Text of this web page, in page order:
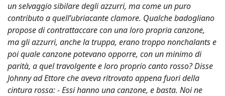
un selvaggio sibilare degli azzurri, ma come un puro
contributo a quell’ubriacante clamore. Qualche badogliano
propose di contrattaccare con una loro propria canzone,
ma gli azzurri, anche la truppa, erano troppo nonchalants e
poi quale canzone potevano opporre, con un minimo di
parità, a quel travolgente e loro proprio canto rosso? Disse
Johnny ad Ettore che aveva ritrovato appena fuori della
cintura rossa: - Essi hanno una canzone, e basta. Noi ne